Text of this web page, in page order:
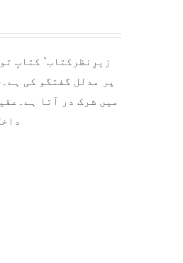
زیرِنظرکتاب` کتابِ
پر مدلل گفتگو کی
میں شرک در آتا